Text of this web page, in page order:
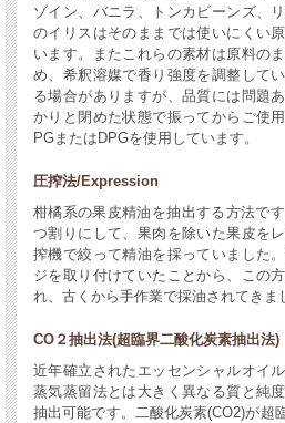
ゾイン、バニラ、トンカビーンズ、
のイリスはそのままでは使いにくい
います。またこれらの素材は原料の
め、希釈溶媒で香り強度を調整して
る場合がありますが、品質には問題
かりと閉めた状態で振ってからご使
PGまたはDPGを使用しています。
圧搾法/Expression
柑橘系の果皮精油を抽出する方法で
つ割りにして、果肉を除いた果皮を
搾機で絞って精油を採っていました
ジを取り付けていたことから、この
れ、古くから手作業で採油されてきま
CO２抽出法(超臨界二酸化炭素抽出法)
近年確立されたエッセンシャルオイ
蒸気蒸留法とは大きく異なる質と純
抽出可能です。二酸化炭素(CO2)が超